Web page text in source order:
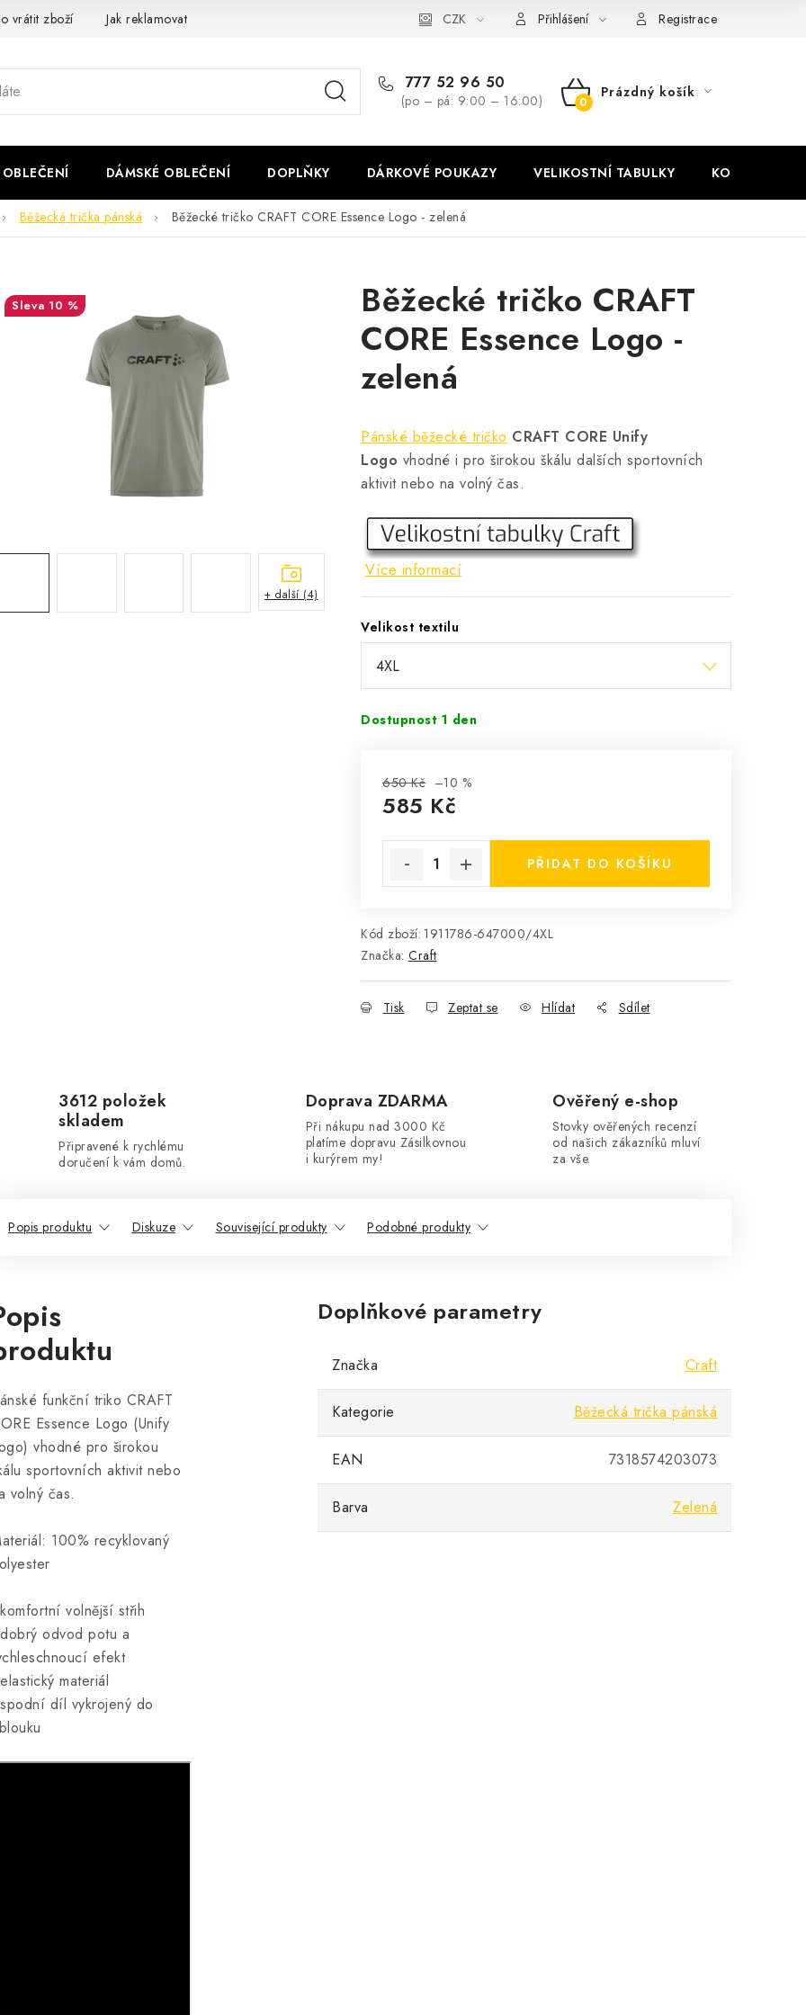
vrátit zboží Jak reklamovat Velikostní tabulky Ochrana osobních údajů Zásady používání
CZK Přihlášení Registrace
777 52 96 50
(po – pá: 9:00 – 16:00)
NÁKUPNÍ
Prázdný košík
DÁMSKÉ OBLEČENÍ DOPLŇKY DÁRKOVÉ POUKAZY VELIKOSTNÍ TABULKY KONTAKT
Běžecká trička pánská Běžecké tričko CRAFT CORE Essence Logo - zelená
Běžecké tričko CRAFT
CORE Essence Logo -
zelená
Pánské běžecké tričko CRAFT CORE Unify
Logo vhodné i pro širokou škálu dalších sportovních
aktivit nebo na volný čas.
Více informací
Velikost textilu
Dostupnost 1 den
650 Kč –10 %
585 Kč
PŘIDAT DO KOŠÍKU
Kód zboží: 1911786-647000/4XL
Značka: Craft
Tisk Zeptat se Hlídat Sdílet
10 %
+ další (4)
3612 položek
skladem
Připravené k rychlému
doručení k vám domů.
Doprava ZDARMA
Při nákupu nad 3000 Kč
platíme dopravu Zásilkovnou
i kurýrem my!
Ověřený e-shop
Stovky ověřených recenzí
od našich zákazníků mluví
za vše.
Popis produktu Diskuze Související produkty Podobné produkty
funkční triko CRAFT
Essence Logo (Unify
vhodné pro širokou
sportovních aktivit nebo
volný čas.
100% recyklovaný
volnější střih
odvod potu a
efekt
materiál
díl vykrojený do
Doplňkové parametry
Značka Craft
Kategorie Běžecká trička pánská
EAN 7318574203073
Barva Zelená